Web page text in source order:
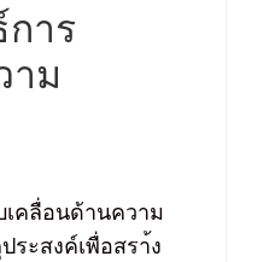
าร
าม
คลื่อนด้านความ
ะสงค์เพื่อสรา้ง